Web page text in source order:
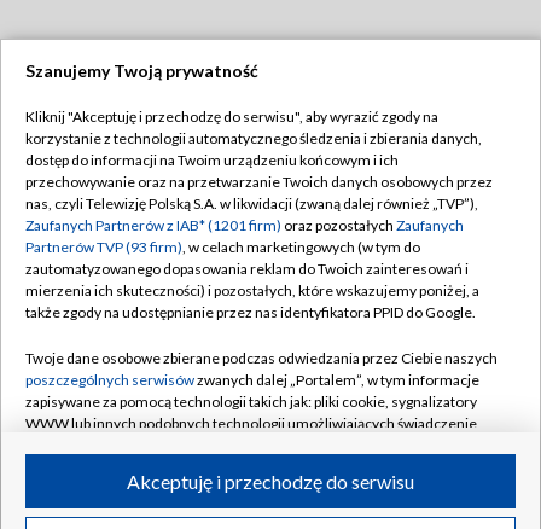
TVP
Abonament TVP
Emisja w TVP
Centrum informacji TVP
Naziemna Telewizja Cyfrowa
Rada Programowa
System NOS
Informacje o nadawcy
Program dla prasy
Regulamin TVP
Polityka prywatności
Moje zgody
Pomoc
Kontakt
Kanały
©2026 Telewizja Polska S.A. w likwidacji
Szanujemy Twoją prywatność
Kliknij "Akceptuję i przechodzę do serwisu", aby wyrazić zgody na
korzystanie z technologii automatycznego śledzenia i zbierania danych,
dostęp do informacji na Twoim urządzeniu końcowym i ich
przechowywanie oraz na przetwarzanie Twoich danych osobowych przez
nas, czyli Telewizję Polską S.A. w likwidacji (zwaną dalej również „TVP”),
Zaufanych Partnerów z IAB* (1201 firm) oraz pozostałych Zaufanych
Partnerów TVP (93 firm), w celach marketingowych (w tym do
zautomatyzowanego dopasowania reklam do Twoich zainteresowań i
mierzenia ich skuteczności) i pozostałych, które wskazujemy poniżej, a
także zgody na udostępnianie przez nas identyfikatora PPID do Google.
Twoje dane osobowe zbierane podczas odwiedzania przez Ciebie naszych
poszczególnych serwisówzwanych dalej „Portalem”, w tym informacje
zapisywane za pomocą technologii takich jak: pliki cookie, sygnalizatory
WWW lub innych podobnych technologii umożliwiających świadczenie
ruchu w Internecie.Akceptuję i przechodzę do serwisu